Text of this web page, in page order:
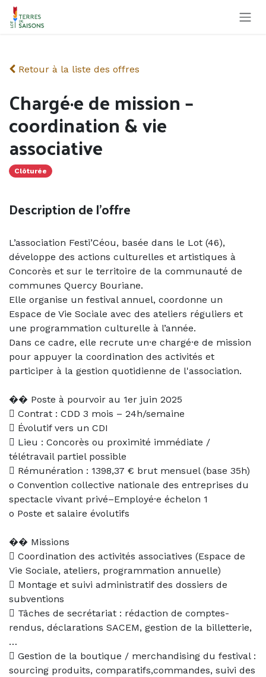
Se rendre au contenu
Retour à la liste des offres
Chargé·e de mission –
coordination & vie
associative
Clôturée
Description de l'offre
L’association Festi’Céou, basée dans le Lot (46),
développe des actions culturelles et artistiques à
Concorès et sur le territoire de la communauté de
communes Quercy Bouriane.
Elle organise un festival annuel, coordonne un
Espace de Vie Sociale avec des ateliers réguliers et
une programmation culturelle à l’année.
Dans ce cadre, elle recrute un·e chargé·e de mission
pour appuyer la coordination des activités et
participer à la gestion quotidienne de l'association.
�� Poste à pourvoir au 1er juin 2025
 Contrat : CDD 3 mois – 24h/semaine
 Évolutif vers un CDI
 Lieu : Concorès ou proximité immédiate /
télétravail partiel possible
 Rémunération : 1398,37 € brut mensuel (base 35h)
o Convention collective nationale des entreprises du
spectacle vivant privé–Employé·e échelon 1
o Poste et salaire évolutifs
�� Missions
 Coordination des activités associatives (Espace de
Vie Sociale, ateliers, programmation annuelle)
 Montage et suivi administratif des dossiers de
subventions
 Tâches de secrétariat : rédaction de comptes-
rendus, déclarations SACEM, gestion de la billetterie,
…
 Gestion de la boutique / merchandising du festival :
sourcing produits, comparatifs,commandes, suivi des